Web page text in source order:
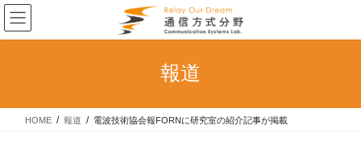
コ
ン
テ
ス
ナ
ビ
ゲ
ン
報道
HOME 報道 電波技術協会報FORNに研究室の紹介記事が掲載